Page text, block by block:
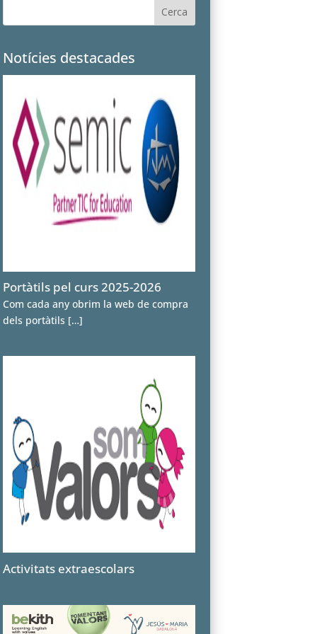
Notícies destacades
Portàtils pel curs 2025-2026
Com cada any obrim la web de compra
dels portàtils […]
Activitats extraescolars